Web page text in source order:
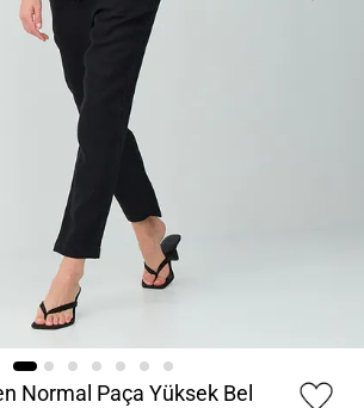
Normal Paça Yüksek Bel